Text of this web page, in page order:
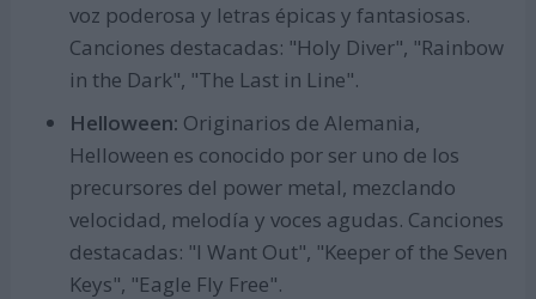
voz poderosa y letras épicas y fantasiosas.
Canciones destacadas: "Holy Diver", "Rainbow
in the Dark", "The Last in Line".
Helloween: Originarios de Alemania,
Helloween es conocido por ser uno de los
precursores del power metal, mezclando
velocidad, melodía y voces agudas. Canciones
destacadas: "I Want Out", "Keeper of the Seven
Keys", "Eagle Fly Free".